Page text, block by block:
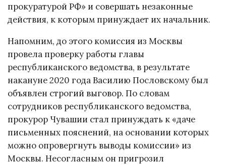
прокуратурой РФ» и совершать незаконные
действия, к которым принуждает их начальник.
Напомним, до этого комиссия из Москвы
провела проверку работы главы
республиканского ведомства, в результате
накануне 2020 года Василию Пословскому был
объявлен строгий выговор. По словам
сотрудников республиканского ведомства,
прокурор Чувашии стал принуждать к «даче
письменных пояснений, на основании которых
можно опровергнуть выводы комиссии» из
Москвы. Несогласным он пригрозил